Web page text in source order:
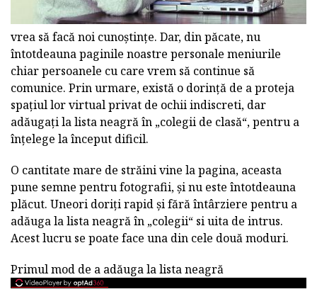
vrea să facă noi cunoștințe. Dar, din păcate, nu
întotdeauna paginile noastre personale meniurile
chiar persoanele cu care vrem să continue să
comunice. Prin urmare, există o dorință de a proteja
spațiul lor virtual privat de ochii indiscreti, dar
adăugați la lista neagră în „colegii de clasă“, pentru a
înțelege la început dificil.
O cantitate mare de străini vine la pagina, aceasta
pune semne pentru fotografii, și nu este întotdeauna
plăcut. Uneori doriți rapid și fără întârziere pentru a
adăuga la lista neagră în „colegii“ si uita de intrus.
Acest lucru se poate face una din cele două moduri.
Primul mod de a adăuga la lista neagră